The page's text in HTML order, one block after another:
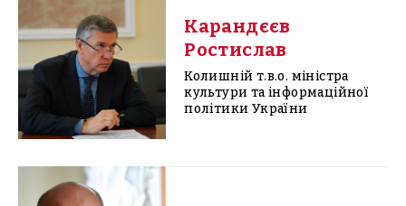
Карандєєв
Ростислав
Колишній т.в.о. міністра
культури та інформаційної
політики України